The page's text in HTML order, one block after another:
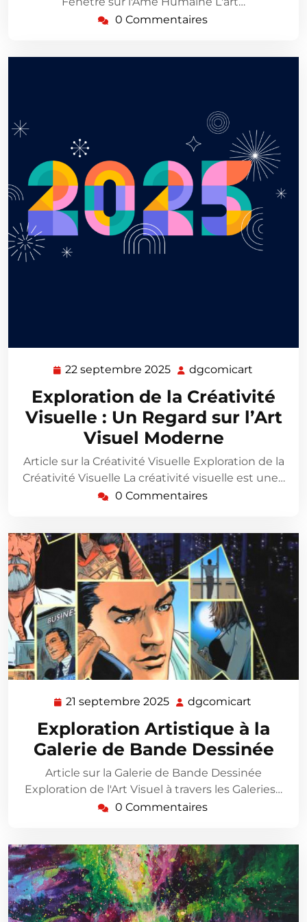
0 Commentaires
22 septembre 2025 22
2025
dgcomicart
Exploration de la Créativité
Visuelle : Un Regard sur l’Art
Visuel Moderne
Article sur la Créativité Visuelle Exploration de la
Créativité Visuelle La créativité visuelle est une…
0 Commentaires
21 septembre 2025 21
septembre
2025
dgcomicart
Exploration Artistique à la
Galerie de Bande Dessinée
Article sur la Galerie de Bande Dessinée
Exploration de l'Art Visuel à travers les Galeries…
0 Commentaires